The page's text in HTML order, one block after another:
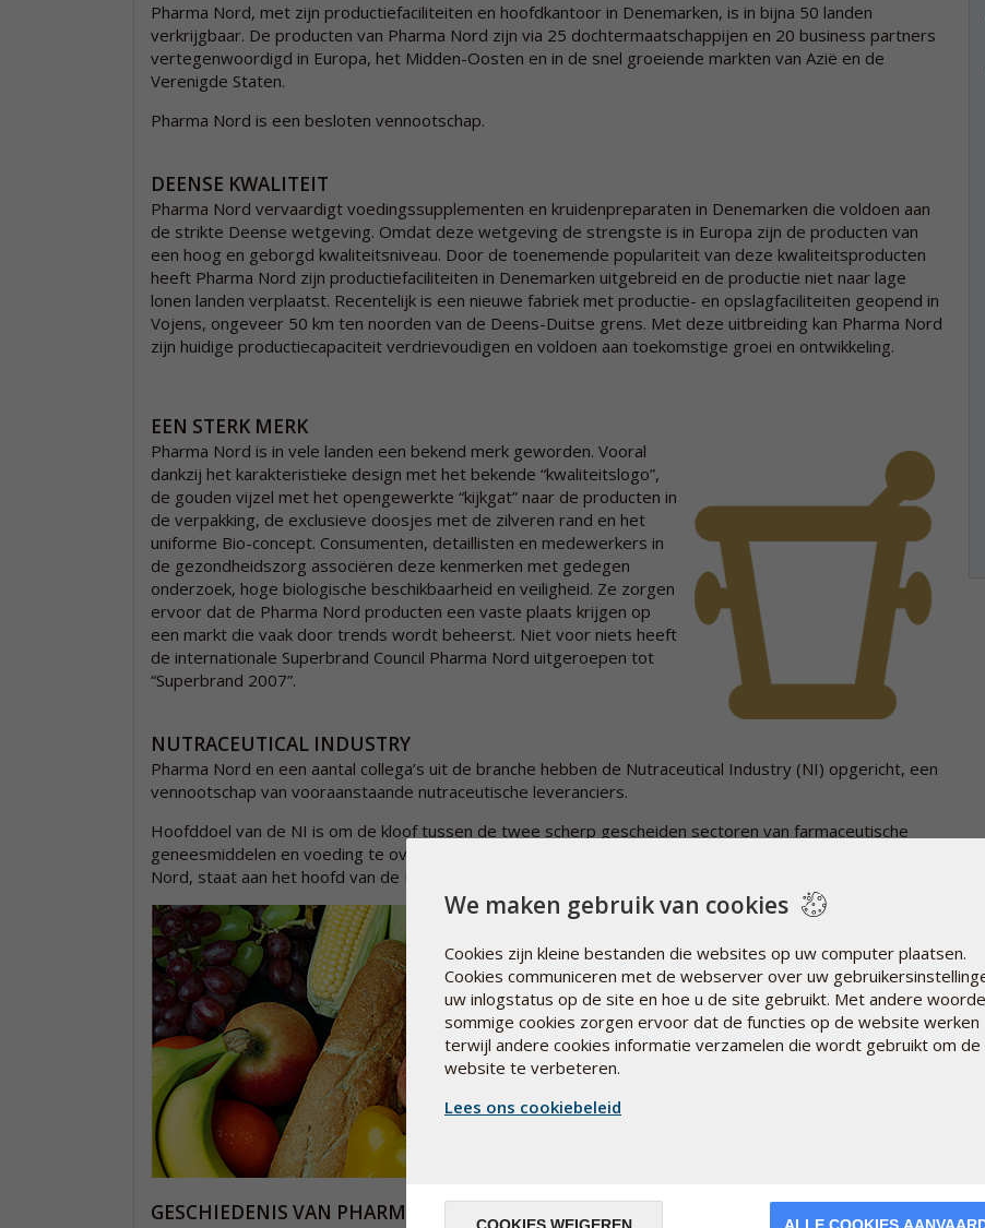
Pharma Nord, met zijn productiefaciliteiten en hoofdkantoor in Denemarken, is in bijna 50 landen
verkrijgbaar. De producten van Pharma Nord zijn via 25 dochtermaatschappijen en 20 business partners
vertegenwoordigd in Europa, het Midden-Oosten en in de snel groeiende markten van Azië en de
Verenigde Staten.
Pharma Nord is een besloten vennootschap.
DEENSE KWALITEIT
Pharma Nord vervaardigt voedingssupplementen en kruidenpreparaten in Denemarken die voldoen aan
de strikte Deense wetgeving. Omdat deze wetgeving de strengste is in Europa zijn de producten van
een hoog en geborgd kwaliteitsniveau. Door de toenemende populariteit van deze kwaliteitsproducten
heeft Pharma Nord zijn productiefaciliteiten in Denemarken uitgebreid en de productie niet naar lage
lonen landen verplaatst. Recentelijk is een nieuwe fabriek met productie- en opslagfaciliteiten geopend in
Vojens, ongeveer 50 km ten noorden van de Deens-Duitse grens. Met deze uitbreiding kan Pharma Nord
zijn huidige productiecapaciteit verdrievoudigen en voldoen aan toekomstige groei en ontwikkeling.
EEN STERK MERK
Pharma Nord is in vele landen een bekend merk geworden. Vooral
dankzij het karakteristieke design met het bekende “kwaliteitslogo”,
de gouden vijzel met het opengewerkte “kijkgat” naar de producten in
de verpakking, de exclusieve doosjes met de zilveren rand en het
uniforme Bio-concept. Consumenten, detaillisten en medewerkers in
de gezondheidszorg associëren deze kenmerken met gedegen
onderzoek, hoge biologische beschikbaarheid en veiligheid. Ze zorgen
ervoor dat de Pharma Nord producten een vaste plaats krijgen op
een markt die vaak door trends wordt beheerst. Niet voor niets heeft
de internationale Superbrand Council Pharma Nord uitgeroepen tot
“Superbrand 2007”.
NUTRACEUTICAL INDUSTRY
Pharma Nord en een aantal collega’s uit de branche hebben de Nutraceutical Industry (NI) opgericht, een
vennootschap van vooraanstaande nutraceutische leveranciers.
Hoofddoel van de NI is om de kloof tussen de twee scherp gescheiden sectoren van farmaceutische
geneesmiddelen en voeding te overbruggen. Sven Moesgaard, directeur technische zaken van Pharma
Nord, staat aan het hoofd van de Nutraceutical Industry.
GESCHIEDENIS VAN PHARMA NORD
We maken gebruik van cookies
Cookies zijn kleine bestanden die websites op uw computer plaatsen.
Cookies communiceren met de webserver over uw
uw inlogstatus op de site en hoe u de site gebruikt. Met andere
sommige cookies zorgen ervoor dat de functies op de website werken
terwijl andere cookies informatie verzamelen die wordt gebruikt om de
website te verbeteren.
Lees ons cookiebeleid
COOKIES WEIGEREN ALLE COOKIES